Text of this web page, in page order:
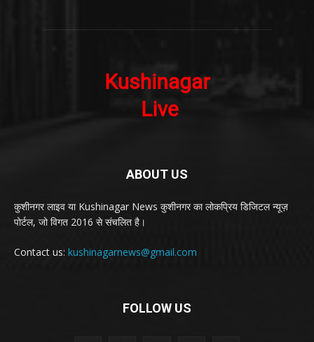
ABOUT US
कुशीनगर लाइव या Kushinagar News कुशीनगर का लोकप्रिय डिजिटल न्यूज़
पोर्टल, जो विगत 2016 से संचलित है।
Contact us: kushinagarnews@gmail.com
FOLLOW US